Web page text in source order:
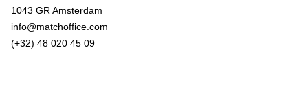
1043 GR Amsterdam
info@matchoffice.com
(+32) 48 020 45 09